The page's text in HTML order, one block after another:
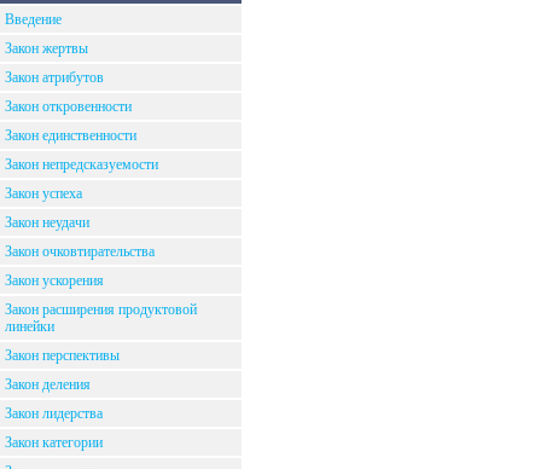
Введение
Закон жертвы
Закон атрибутов
Закон откровенности
Закон единственности
Закон непредсказуемости
Закон успеха
Закон неудачи
Закон очковтирательства
Закон ускорения
Закон расширения продуктовой
линейки
Закон перспективы
Закон деления
Закон лидерства
Закон категории